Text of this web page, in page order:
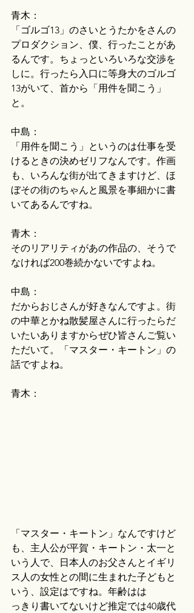
青木：
「ゴルゴ13」のさいとうたかをさんの
プロダクション、僕、行ったことがあ
るんです。ちょっといろいろな交渉を
しに。行ったら入口に等身大のゴルゴ
13がいて、首から「用件を聞こう」
と。
中島：
「用件を聞こう」というのは仕事を受
けるときの決めゼリフなんです。作画
も、いろんな街が出てきますけど、ほ
ぼその街のちゃんと風景を事細かに書
いてあるんですね。
青木：
そのリアリティがあの作品の、そうで
なければ200巻続かないですよね。
中島：
だからおじさんが好きなんですよ。街
の中華とかね散髪屋さんに行ったらだ
いたいありますからぜひ皆さんご覧い
ただいて。「マスター・キートン」の
話ですよね。
青木：
「マスター・キートン」なんですけど
も、主人公が平賀・キートン・太一と
いう人で、日本人のお父さんとイギリ
ス人の女性との間に生まれた子どもと
いう、設定はですね。年齢はは
っきり書いてないけど推定では40歳代